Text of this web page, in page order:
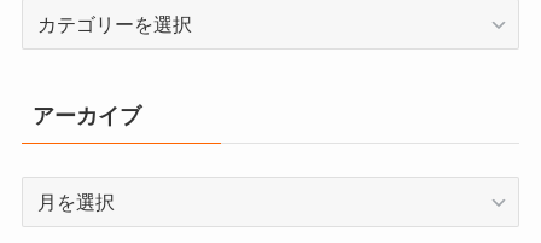
リ
ー
アーカイブ